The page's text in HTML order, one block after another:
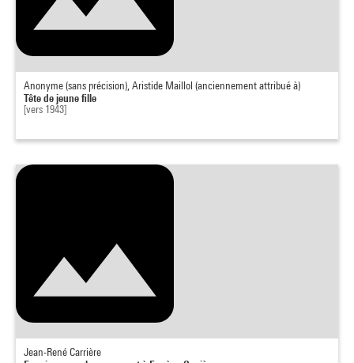
Anonyme (sans précision), Aristide Maillol (anciennement attribué à)
Tête de jeune fille
[vers 1943]
Jean-René Carrière